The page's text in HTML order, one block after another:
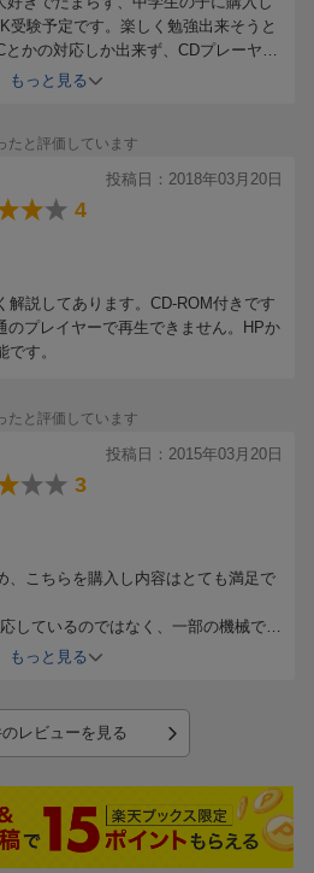
受験予定です。楽しく勉強出来そうと
かの対応しか出来ず、CDプレーヤー
というとこで星4つです。でも本のサ
ろうと思います。
もっと見る
たと評価しています
投稿日：2018年03月20日
4
解説してあります。CD‐ROM付きです
のプレイヤーで再生できません。HPか
す。
たと評価しています
投稿日：2015年03月20日
3
、こちらを購入し内容はとても満足で
しているのではなく、一部の機械でし
のと、また楽天ブックスで購入し中身
もっと見る
レビューを見る